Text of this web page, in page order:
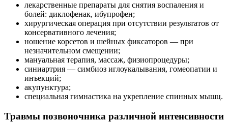
лекарственные препараты для снятия воспаления и
болей: диклофенак, ибупрофен;
хирургическая операция при отсутствии результатов от
консервативного лечения;
ношение корсетов и шейных фиксаторов — при
незначительном смещении;
мануальная терапия, массаж, физиопроцедуры;
синиартрия — симбиоз иглоукалывания, гомеопатии и
инъекций;
акупунктура;
специальная гимнастика на укрепление спинных мышц.
Травмы позвоночника различной интенсивности